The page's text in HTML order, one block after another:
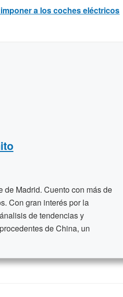
a los coches eléctricos
Madrid. Cuento con más de
Con gran interés por la
de tendencias y
de China, un